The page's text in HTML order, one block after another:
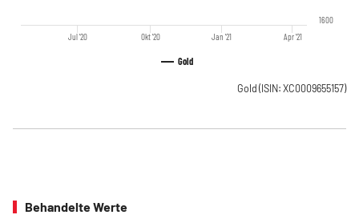
Gold
Jul '20 Jan '21
Okt '20 Apr '21
1600
Gold (ISIN: XC0009655157)
Behandelte Werte